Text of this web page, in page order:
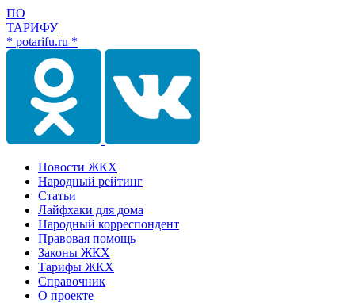
ПО
ТАРИФУ
* potarifu.ru *
Новости ЖКХ
Народный рейтинг
Статьи
Лайфхаки для дома
Народный корреспондент
Правовая помощь
Законы ЖКХ
Тарифы ЖКХ
Справочник
О проекте